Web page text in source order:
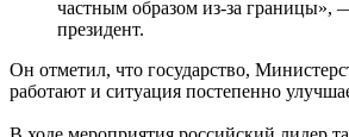
частным образом из-за границы»,
президент.
Он отметил, что государство,
работают и ситуация постепенно